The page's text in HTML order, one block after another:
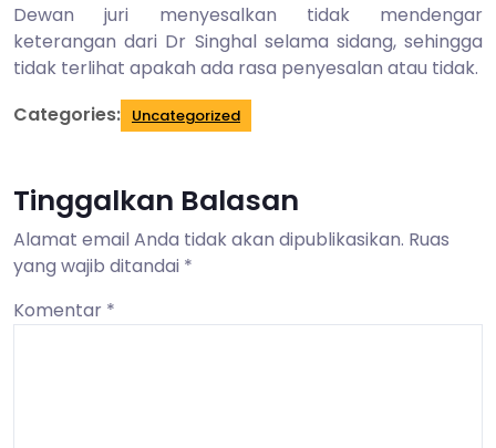
Dewan juri menyesalkan tidak mendengar
keterangan dari Dr Singhal selama sidang, sehingga
tidak terlihat apakah ada rasa penyesalan atau tidak.
Categories: Uncategorized
Tinggalkan Balasan
Alamat email Anda tidak akan dipublikasikan. Ruas
yang wajib ditandai *
Komentar *